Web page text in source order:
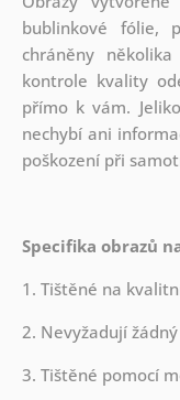
bublinkové fólie,
chráněny
kontrole kvality
přímo k vám.
nechybí ani
poškození při
Specifika obrazů
1. Tištěné na
2. Nevyžadují
3. Tištěné pomocí